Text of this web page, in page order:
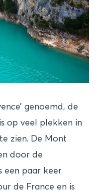
genoemd, de
op veel plekken in
zien. De Mont
door de
een paar keer
de France en is